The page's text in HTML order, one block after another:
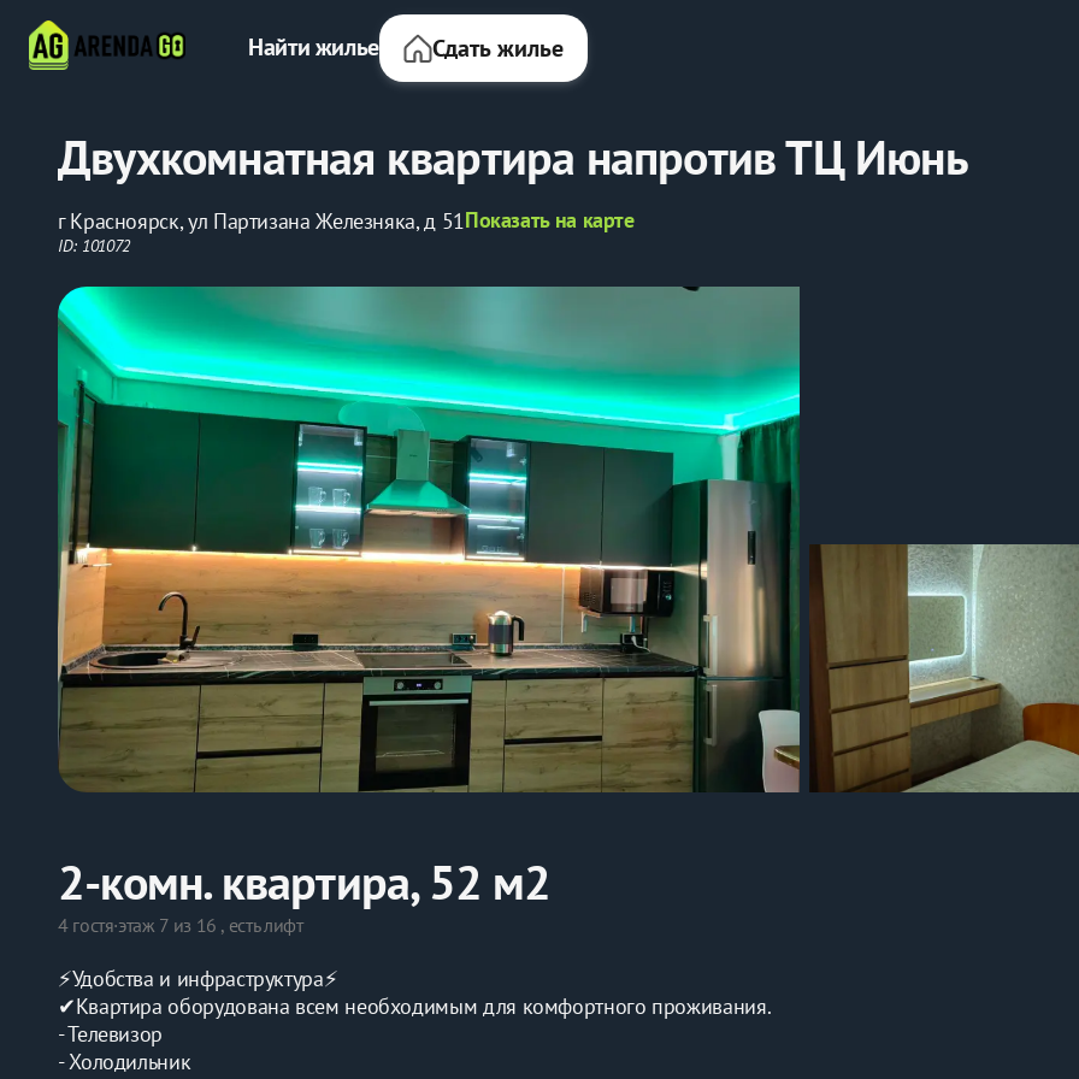
Найти жилье Сдать жилье
Двухкомнатная квартира напротив ТЦ Июнь
г Красноярск, ул Партизана Железняка, д 51Показать на карте
ID: 101072
2-комн. квартира, 52 м2
4 гостя·этаж 7 из 16 , есть лифт
⚡Удобства и инфраструктура⚡
✔Квартира оборудована всем необходимым для комфортного проживания.
- Телевизор
- Холодильник